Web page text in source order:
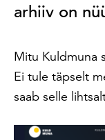
arhiiv on
Mitu Kuldmuna
Ei tule täpselt
saab selle